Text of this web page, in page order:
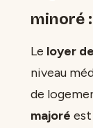
minoré
Le loyer
niveau
de
majoré est